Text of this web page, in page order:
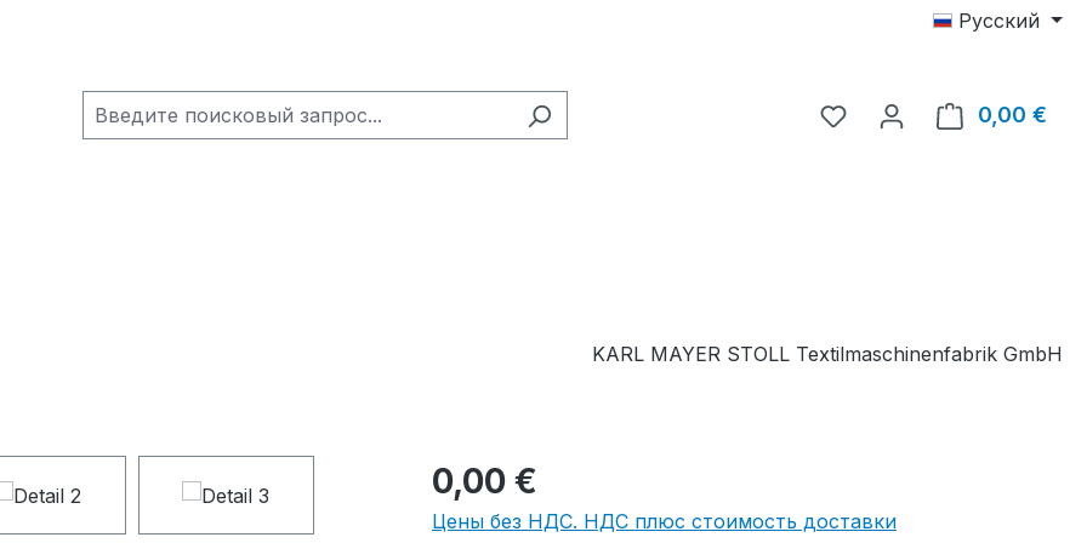
Русский
У вас есть товары из
0,00 €
KARL MAYER STOLL Textilmaschinenfabrik GmbH
0,00 €
Цены без НДС. НДС плюс стоимость доставки